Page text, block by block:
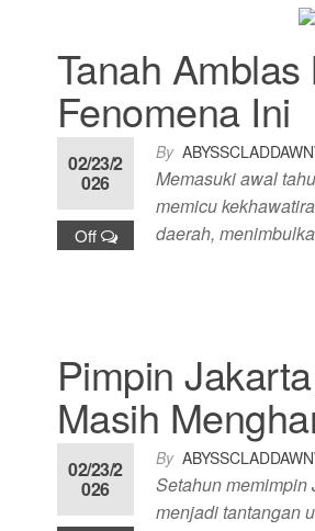
Tanah
Fenomena Ini
By
02/23/2
026
Off
Memasuki awal
memicu
daerah,
Pimpin
Masih
By
02/23/2
026
Setahun memimpin
menjadi tantangan